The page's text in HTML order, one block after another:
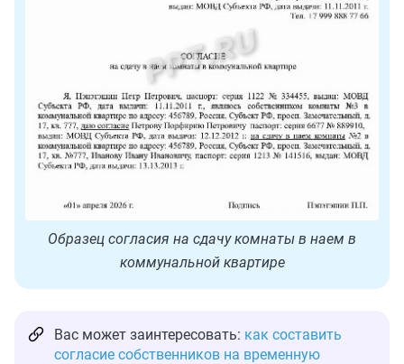
Образец согласия на сдачу комнаты в наем в
коммунальной квартире
Вас может заинтересовать: как составить
согласие собственников на временную